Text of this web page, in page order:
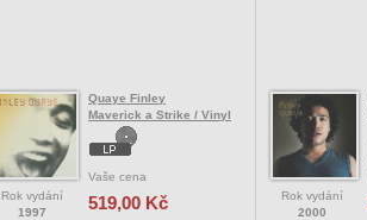
Rok vydání
1997
Quaye Finley
Maverick a Strike / Vinyl
Vaše cena
519,00 Kč
Rok vydání
2000